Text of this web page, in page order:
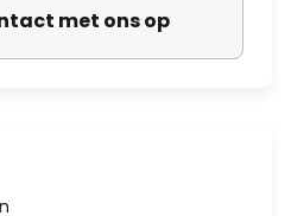
met ons op